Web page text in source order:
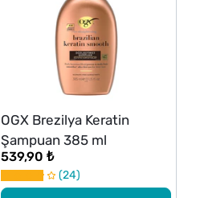
OGX Brezilya Keratin
Şampuan 385 ml
539,90 ₺
24